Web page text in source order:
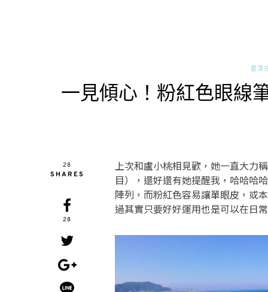
愛漂
一見傾心！粉紅色眼線
28
SHARES
28
上次和盧小桃相見歡，她一直大力
目），還好還有她提醒我，哈哈哈
陣列，而粉紅色容易讓單眼皮，或
過其實只要好好運用也是可以在日